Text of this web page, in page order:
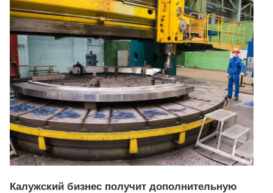
Калужский бизнес получит дополнительную